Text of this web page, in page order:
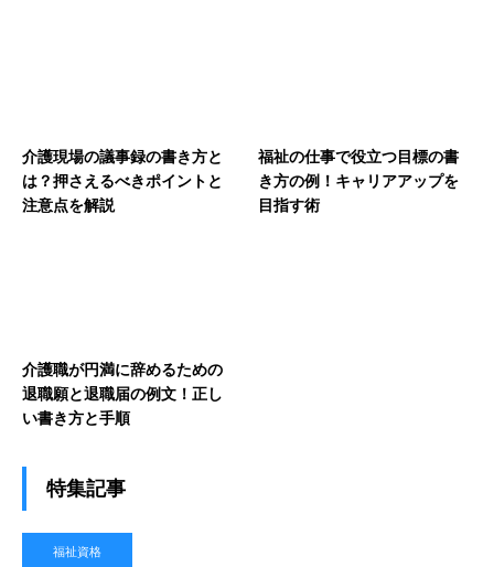
介護現場の議事録の書き方と
は？押さえるべきポイントと
注意点を解説
福祉の仕事で役立つ目標の書
き方の例！キャリアアップを
目指す術
介護職が円満に辞めるための
退職願と退職届の例文！正し
い書き方と手順
特集記事
福祉資格